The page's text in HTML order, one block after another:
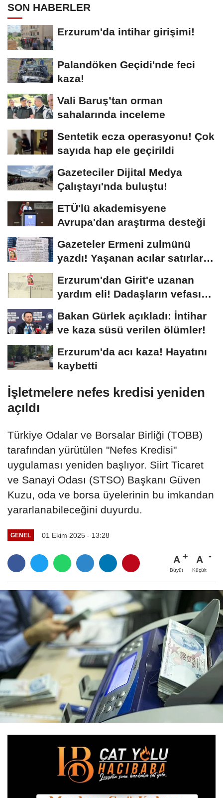
SON HABERLER
Erzurum'da intihar girişimi!
Palandöken Geçidi'nde feci
kaza!
Vali Baruş’tan orman
sahalarında inceleme
Sentetik ecza operasyonu! Çok
sayıda hap ele geçirildi
Gazeteciler Dijital Medya
Çalıştayı'nda buluştu!
ETÜ'lü akademisyene
Avrupa'dan araştırma desteği
Gazeteler Ermeni zulmünü
yazdı! Yaşanan acılar satırlara
Erzurum'dan Girit'e uzanan
yardım eli! Dadaşların vefası
Bakan Gürlek açıkladı: İntihar
ve kaza süsü verilen ölümler!
Erzurum'da acı kaza! Hayatını
kaybetti
İşletmelere nefes kredisi yeniden
açıldı
Türkiye Odalar ve Borsalar Birliği (TOBB)
tarafından yürütülen "Nefes Kredisi"
uygulaması yeniden başlıyor. Siirt Ticaret
ve Sanayi Odası (STSO) Başkanı Güven
Kuzu, oda ve borsa üyelerinin bu imkandan
yararlanabileceğini duyurdu.
GENEL 01 Ekim 2025 - 13:28
A
Büyüt
A
Küçült